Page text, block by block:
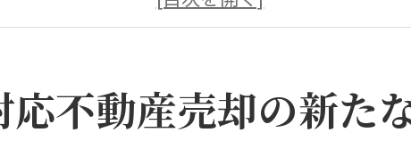
別の市場動向を分析する重要性
変動に強い不動産売却のためのリスク管理
不動産売却の新た